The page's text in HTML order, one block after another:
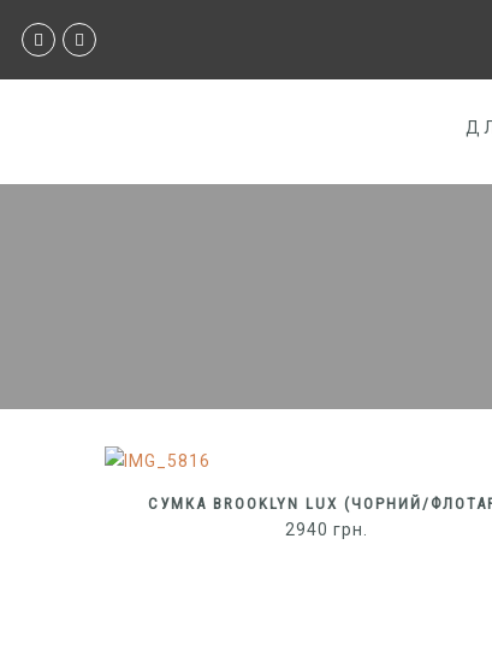
CУМКА BROOKLYN LUX (ЧОРНИЙ/
2940 грн.